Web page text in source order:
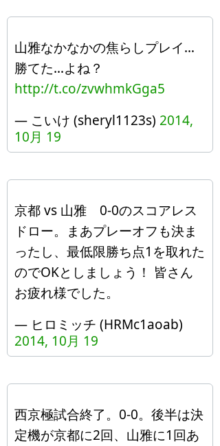
山雅なかなかの焦らしプレイ…
勝てた…よね？
http://t.co/zvwhmkGga5
— こいけ (sheryl1123s) 2014,
10月 19
京都 vs 山雅 0-0のスコアレス
ドロー。まあプレーオフも決ま
ったし、最低限勝ち点1を取れた
のでOKとしましょう！ 皆さん
お疲れ様でした。
— ヒロミッチ (HRMc1aoab)
2014, 10月 19
西京極試合終了。0-0。後半は決
定機が京都に2回、山雅に1回あ